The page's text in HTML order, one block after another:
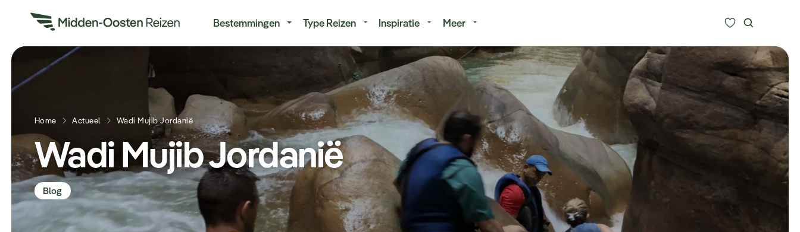
Bestemmingen Type Reizen Inspiratie Meer
Alle bestemmingen
Type Reizen
Inspiratie
Meer
Home Actueel Wadi Mujib Jordanië
Wadi Mujib Jordanië
Blog